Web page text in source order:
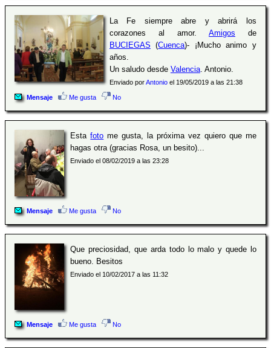
La Fe siempre abre y abrirá los
corazones al amor. Amigos de
BUCIEGAS (Cuenca)- ¡Mucho animo y
años.
Un saludo desde Valencia. Antonio.
Enviado porAntonioel 19/05/2019 a las 21:38
Mensaje Me gusta No
Estafoto me gusta, la próxima vez quiero que me
hagas otra (gracias Rosa, un besito)...
Enviado el 08/02/2019 a las 23:28
Mensaje Me gusta No
Que preciosidad, que arda todo lo malo y quede lo
bueno. Besitos
Enviado el 10/02/2017 a las 11:32
Mensaje Me gusta No